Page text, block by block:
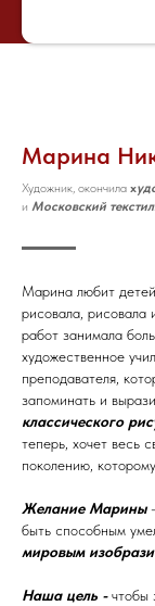
Марина
Художник, окончила х
и Московский
Марина любит
рисовала, рисовала
работ занимала
художественное
преподавателя,
запоминать и
классического
теперь, хочет весь
поколению,
Желание Марины-
быть способным
мировым
Наша цель -чтобы